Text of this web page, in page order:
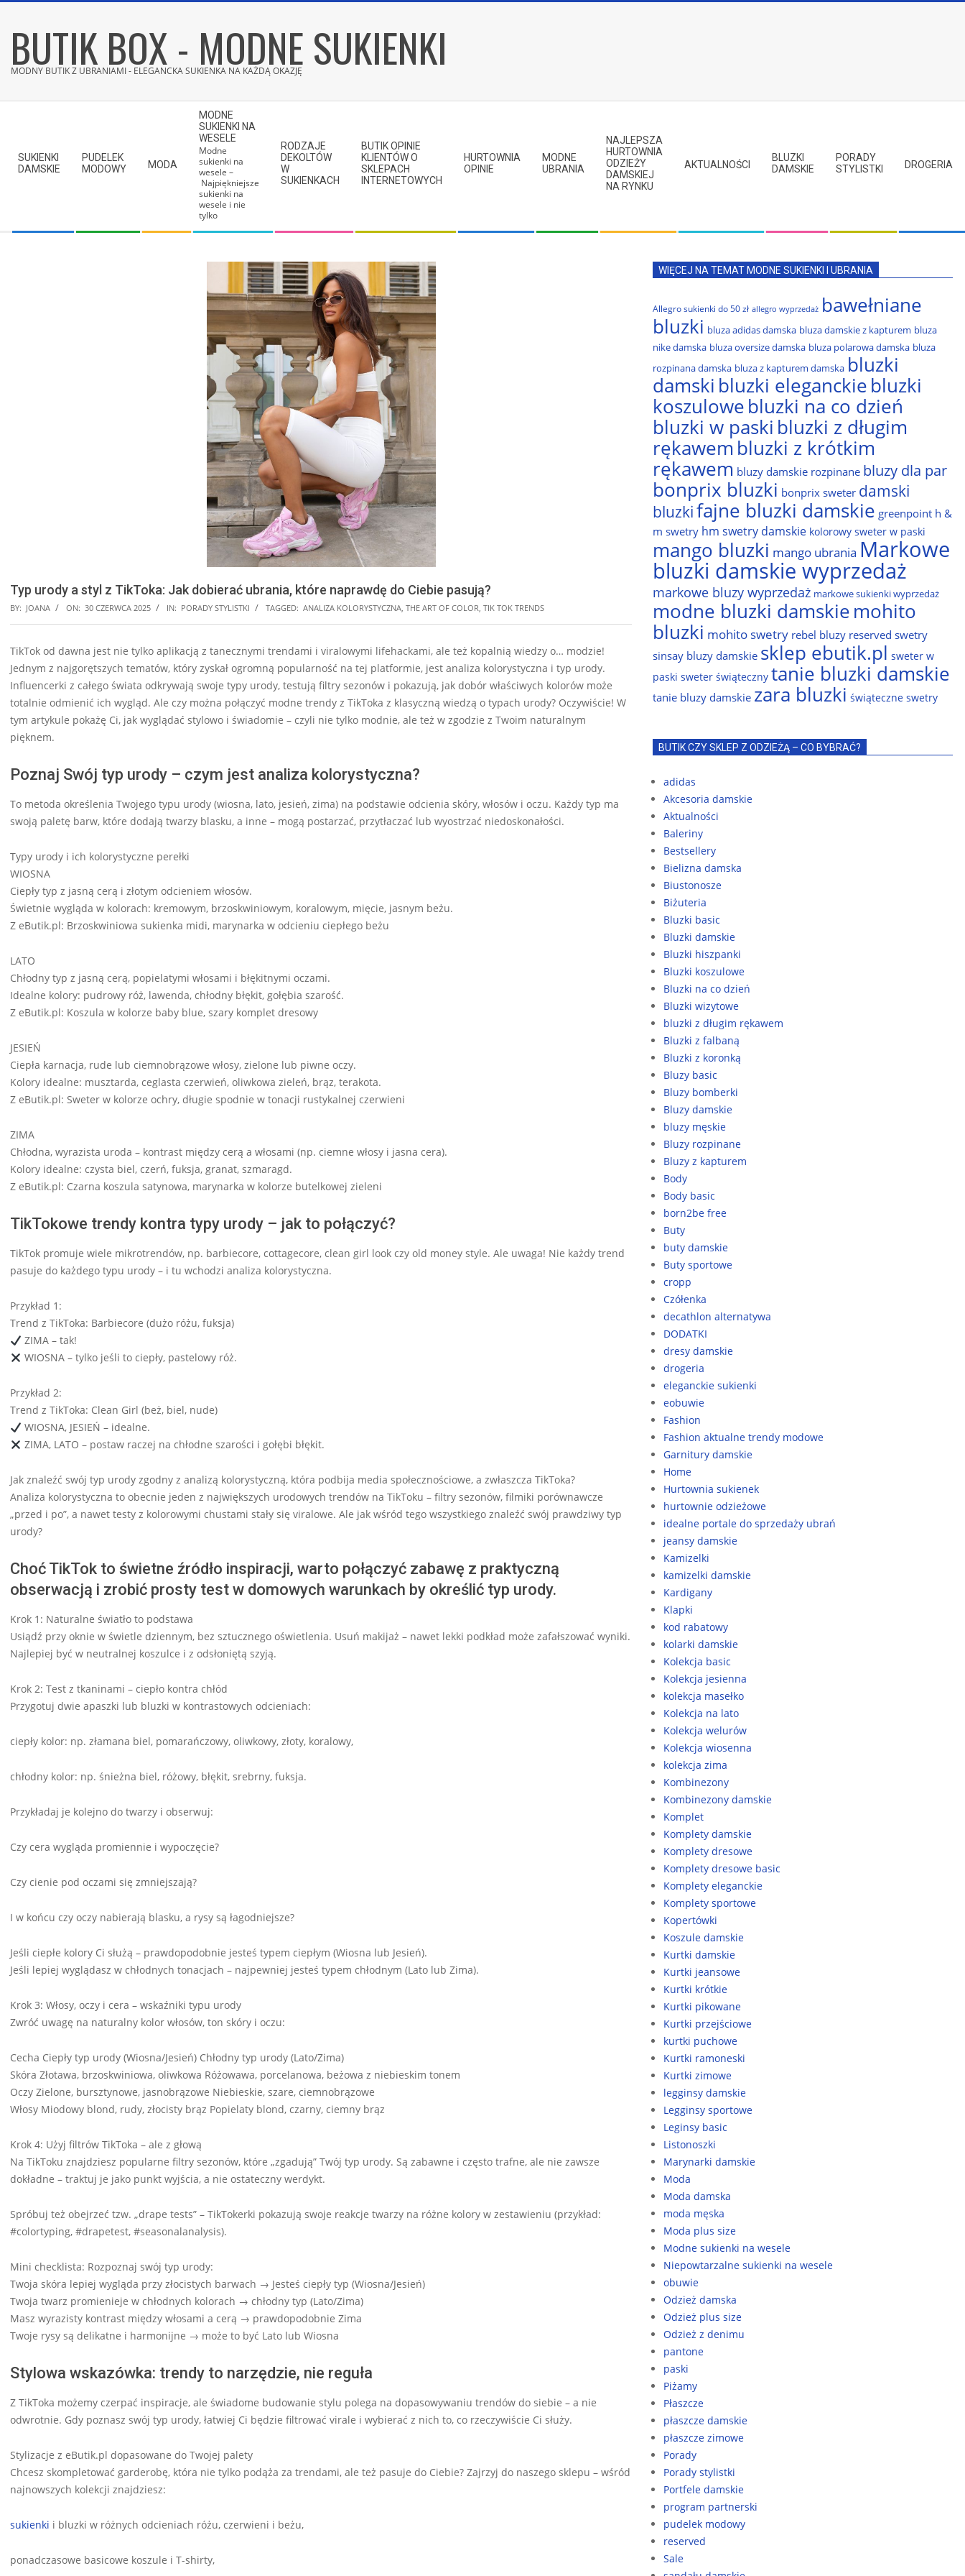
contentBUTIK BOX - MODNE SUKIENKI
MODNY BUTIK Z UBRANIAMI - ELEGANCKA SUKIENKA NA KAŻDĄ OKAZJĘ
SUKIENKI
DAMSKIE
PUDELEK
MODOWY
MODA
MODNE
SUKIENKI NA
WESELE
Modne
sukienki na
wesele –
Najpiękniejsze
sukienki na
wesele i nie
tylko
RODZAJE
DEKOLTÓW
W
SUKIENKACH
BUTIK OPINIE
KLIENTÓW O
SKLEPACH
INTERNETOWYCH
HURTOWNIA
OPINIE
MODNE
UBRANIA
NAJLEPSZA
HURTOWNIA
ODZIEŻY
DAMSKIEJ
NA RYNKU
AKTUALNOŚCI
BLUZKI
DAMSKIE
PORADY
STYLISTKI
DROGERIA
Typ urody a styl z TikToka: Jak dobierać ubrania, które naprawdę do Ciebie pasują?
BY: JOANA ON: 30 CZERWCA 2025 IN: PORADY STYLISTKI TAGGED: ANALIZA KOLORYSTYCZNA, THE ART OF COLOR, TIK TOK TRENDS
TikTok od dawna jest nie tylko aplikacją z tanecznymi trendami i viralowymi lifehackami, ale też kopalnią wiedzy o… modzie!
Jednym z najgorętszych tematów, który zyskał ogromną popularność na tej platformie, jest analiza kolorystyczna i typ urody.
Influencerki z całego świata odkrywają swoje typy urody, testują filtry sezonów i pokazują, jak dobór właściwych kolorów może
totalnie odmienić ich wygląd. Ale czy można połączyć modne trendy z TikToka z klasyczną wiedzą o typach urody? Oczywiście! W
tym artykule pokażę Ci, jak wyglądać stylowo i świadomie – czyli nie tylko modnie, ale też w zgodzie z Twoim naturalnym
pięknem.
Poznaj Swój typ urody – czym jest analiza kolorystyczna?
To metoda określenia Twojego typu urody (wiosna, lato, jesień, zima) na podstawie odcienia skóry, włosów i oczu. Każdy typ ma
swoją paletę barw, które dodają twarzy blasku, a inne – mogą postarzać, przytłaczać lub wyostrzać niedoskonałości.
Typy urody i ich kolorystyczne perełki
WIOSNA
Ciepły typ z jasną cerą i złotym odcieniem włosów.
Świetnie wygląda w kolorach: kremowym, brzoskwiniowym, koralowym, mięcie, jasnym beżu.
Z eButik.pl: Brzoskwiniowa sukienka midi, marynarka w odcieniu ciepłego beżu
LATO
Chłodny typ z jasną cerą, popielatymi włosami i błękitnymi oczami.
Idealne kolory: pudrowy róż, lawenda, chłodny błękit, gołębia szarość.
Z eButik.pl: Koszula w kolorze baby blue, szary komplet dresowy
JESIEŃ
Ciepła karnacja, rude lub ciemnobrązowe włosy, zielone lub piwne oczy.
Kolory idealne: musztarda, ceglasta czerwień, oliwkowa zieleń, brąz, terakota.
Z eButik.pl: Sweter w kolorze ochry, długie spodnie w tonacji rustykalnej czerwieni
ZIMA
Chłodna, wyrazista uroda – kontrast między cerą a włosami (np. ciemne włosy i jasna cera).
Kolory idealne: czysta biel, czerń, fuksja, granat, szmaragd.
Z eButik.pl: Czarna koszula satynowa, marynarka w kolorze butelkowej zieleni
TikTokowe trendy kontra typy urody – jak to połączyć?
TikTok promuje wiele mikrotrendów, np. barbiecore, cottagecore, clean girl look czy old money style. Ale uwaga! Nie każdy trend
pasuje do każdego typu urody – i tu wchodzi analiza kolorystyczna.
Przykład 1:
Trend z TikToka: Barbiecore (dużo różu, fuksja)
ZIMA – tak!
WIOSNA – tylko jeśli to ciepły, pastelowy róż.
Przykład 2:
Trend z TikToka: Clean Girl (beż, biel, nude)
WIOSNA, JESIEŃ – idealne.
ZIMA, LATO – postaw raczej na chłodne szarości i gołębi błękit.
Jak znaleźć swój typ urody zgodny z analizą kolorystyczną, która podbija media społecznościowe, a zwłaszcza TikToka?
Analiza kolorystyczna to obecnie jeden z największych urodowych trendów na TikToku – filtry sezonów, filmiki porównawcze
„przed i po”, a nawet testy z kolorowymi chustami stały się viralowe. Ale jak wśród tego wszystkiego znaleźć swój prawdziwy typ
urody?
Choć TikTok to świetne źródło inspiracji, warto połączyć zabawę z praktyczną
obserwacją i zrobić prosty test w domowych warunkach by określić typ urody.
Krok 1: Naturalne światło to podstawa
Usiądź przy oknie w świetle dziennym, bez sztucznego oświetlenia. Usuń makijaż – nawet lekki podkład może zafałszować wyniki.
Najlepiej być w neutralnej koszulce i z odsłoniętą szyją.
Krok 2: Test z tkaninami – ciepło kontra chłód
Przygotuj dwie apaszki lub bluzki w kontrastowych odcieniach:
ciepły kolor: np. złamana biel, pomarańczowy, oliwkowy, złoty, koralowy,
chłodny kolor: np. śnieżna biel, różowy, błękit, srebrny, fuksja.
Przykładaj je kolejno do twarzy i obserwuj:
Czy cera wygląda promiennie i wypoczęcie?
Czy cienie pod oczami się zmniejszają?
I w końcu czy oczy nabierają blasku, a rysy są łagodniejsze?
Jeśli ciepłe kolory Ci służą – prawdopodobnie jesteś typem ciepłym (Wiosna lub Jesień).
Jeśli lepiej wyglądasz w chłodnych tonacjach – najpewniej jesteś typem chłodnym (Lato lub Zima).
Krok 3: Włosy, oczy i cera – wskaźniki typu urody
Zwróć uwagę na naturalny kolor włosów, ton skóry i oczu:
Cecha Ciepły typ urody (Wiosna/Jesień) Chłodny typ urody (Lato/Zima)
Skóra Złotawa, brzoskwiniowa, oliwkowa Różowawa, porcelanowa, beżowa z niebieskim tonem
Oczy Zielone, bursztynowe, jasnobrązowe Niebieskie, szare, ciemnobrązowe
Włosy Miodowy blond, rudy, złocisty brąz Popielaty blond, czarny, ciemny brąz
Krok 4: Użyj filtrów TikToka – ale z głową
Na TikToku znajdziesz popularne filtry sezonów, które „zgadują” Twój typ urody. Są zabawne i często trafne, ale nie zawsze
dokładne – traktuj je jako punkt wyjścia, a nie ostateczny werdykt.
Spróbuj też obejrzeć tzw. „drape tests” – TikTokerki pokazują swoje reakcje twarzy na różne kolory w zestawieniu (przykład:
#colortyping, #drapetest, #seasonalanalysis).
Mini checklista: Rozpoznaj swój typ urody:
Twoja skóra lepiej wygląda przy złocistych barwach → Jesteś ciepły typ (Wiosna/Jesień)
Twoja twarz promienieje w chłodnych kolorach → chłodny typ (Lato/Zima)
Masz wyrazisty kontrast między włosami a cerą → prawdopodobnie Zima
Twoje rysy są delikatne i harmonijne → może to być Lato lub Wiosna
Stylowa wskazówka: trendy to narzędzie, nie reguła
Z TikToka możemy czerpać inspiracje, ale świadome budowanie stylu polega na dopasowywaniu trendów do siebie – a nie
odwrotnie. Gdy poznasz swój typ urody, łatwiej Ci będzie filtrować virale i wybierać z nich to, co rzeczywiście Ci służy.
Stylizacje z eButik.pl dopasowane do Twojej palety
Chcesz skompletować garderobę, która nie tylko podąża za trendami, ale też pasuje do Ciebie? Zajrzyj do naszego sklepu – wśród
najnowszych kolekcji znajdziesz:
sukienki i bluzki w różnych odcieniach różu, czerwieni i beżu,
ponadczasowe basicowe koszule i T-shirty,
WIĘCEJ NA TEMAT MODNE SUKIENKI I UBRANIA
Allegro sukienki do 50 zł allegro wyprzedaż bawełniane
bluzki bluza adidas damska bluza damskie z kapturem bluza
nike damska bluza oversize damska bluza polarowa damska bluza
rozpinana damska bluza z kapturem damska bluzki
damski bluzki eleganckie bluzki
koszulowe bluzki na co dzień
bluzki w paski bluzki z długim
rękawem bluzki z krótkim
rękawem bluzy damskie rozpinane bluzy dla par
bonprix bluzki bonprix sweter damski
bluzkifajne bluzki damskie greenpoint h &
m swetry hm swetry damskie kolorowy sweter w paski
mango bluzki mango ubrania Markowe
bluzki damskie wyprzedaż
markowe bluzy wyprzedaż markowe sukienki wyprzedaż
modne bluzki damskiemohito
bluzki mohito swetry rebel bluzy reserved swetry
sinsay bluzy damskie sklep ebutik.pl sweter w
paski sweter świąteczny tanie bluzki damskie
tanie bluzy damskie zara bluzki świąteczne swetry
BUTIK CZY SKLEP Z ODZIEŻĄ – CO BYBRAĆ?
adidas
Akcesoria damskie
Aktualności
Baleriny
Bestsellery
Bielizna damska
Biustonosze
Biżuteria
Bluzki basic
Bluzki damskie
Bluzki hiszpanki
Bluzki koszulowe
Bluzki na co dzień
Bluzki wizytowe
bluzki z długim rękawem
Bluzki z falbaną
Bluzki z koronką
Bluzy basic
Bluzy bomberki
Bluzy damskie
bluzy męskie
Bluzy rozpinane
Bluzy z kapturem
Body
Body basic
born2be free
Buty
buty damskie
Buty sportowe
cropp
Czółenka
decathlon alternatywa
DODATKI
dresy damskie
drogeria
eleganckie sukienki
eobuwie
Fashion
Fashion aktualne trendy modowe
Garnitury damskie
Home
Hurtownia sukienek
hurtownie odzieżowe
idealne portale do sprzedaży ubrań
jeansy damskie
Kamizelki
kamizelki damskie
Kardigany
Klapki
kod rabatowy
kolarki damskie
Kolekcja basic
Kolekcja jesienna
kolekcja masełko
Kolekcja na lato
Kolekcja welurów
Kolekcja wiosenna
kolekcja zima
Kombinezony
Kombinezony damskie
Komplet
Komplety damskie
Komplety dresowe
Komplety dresowe basic
Komplety eleganckie
Komplety sportowe
Kopertówki
Koszule damskie
Kurtki damskie
Kurtki jeansowe
Kurtki krótkie
Kurtki pikowane
Kurtki przejściowe
kurtki puchowe
Kurtki ramoneski
Kurtki zimowe
legginsy damskie
Legginsy sportowe
Leginsy basic
Listonoszki
Marynarki damskie
Moda
Moda damska
moda męska
Moda plus size
Modne sukienki na wesele
Niepowtarzalne sukienki na wesele
obuwie
Odzież damska
Odzież plus size
Odzież z denimu
pantone
paski
Piżamy
Płaszcze
płaszcze damskie
płaszcze zimowe
Porady
Porady stylistki
Portfele damskie
program partnerski
pudelek modowy
reserved
Sale